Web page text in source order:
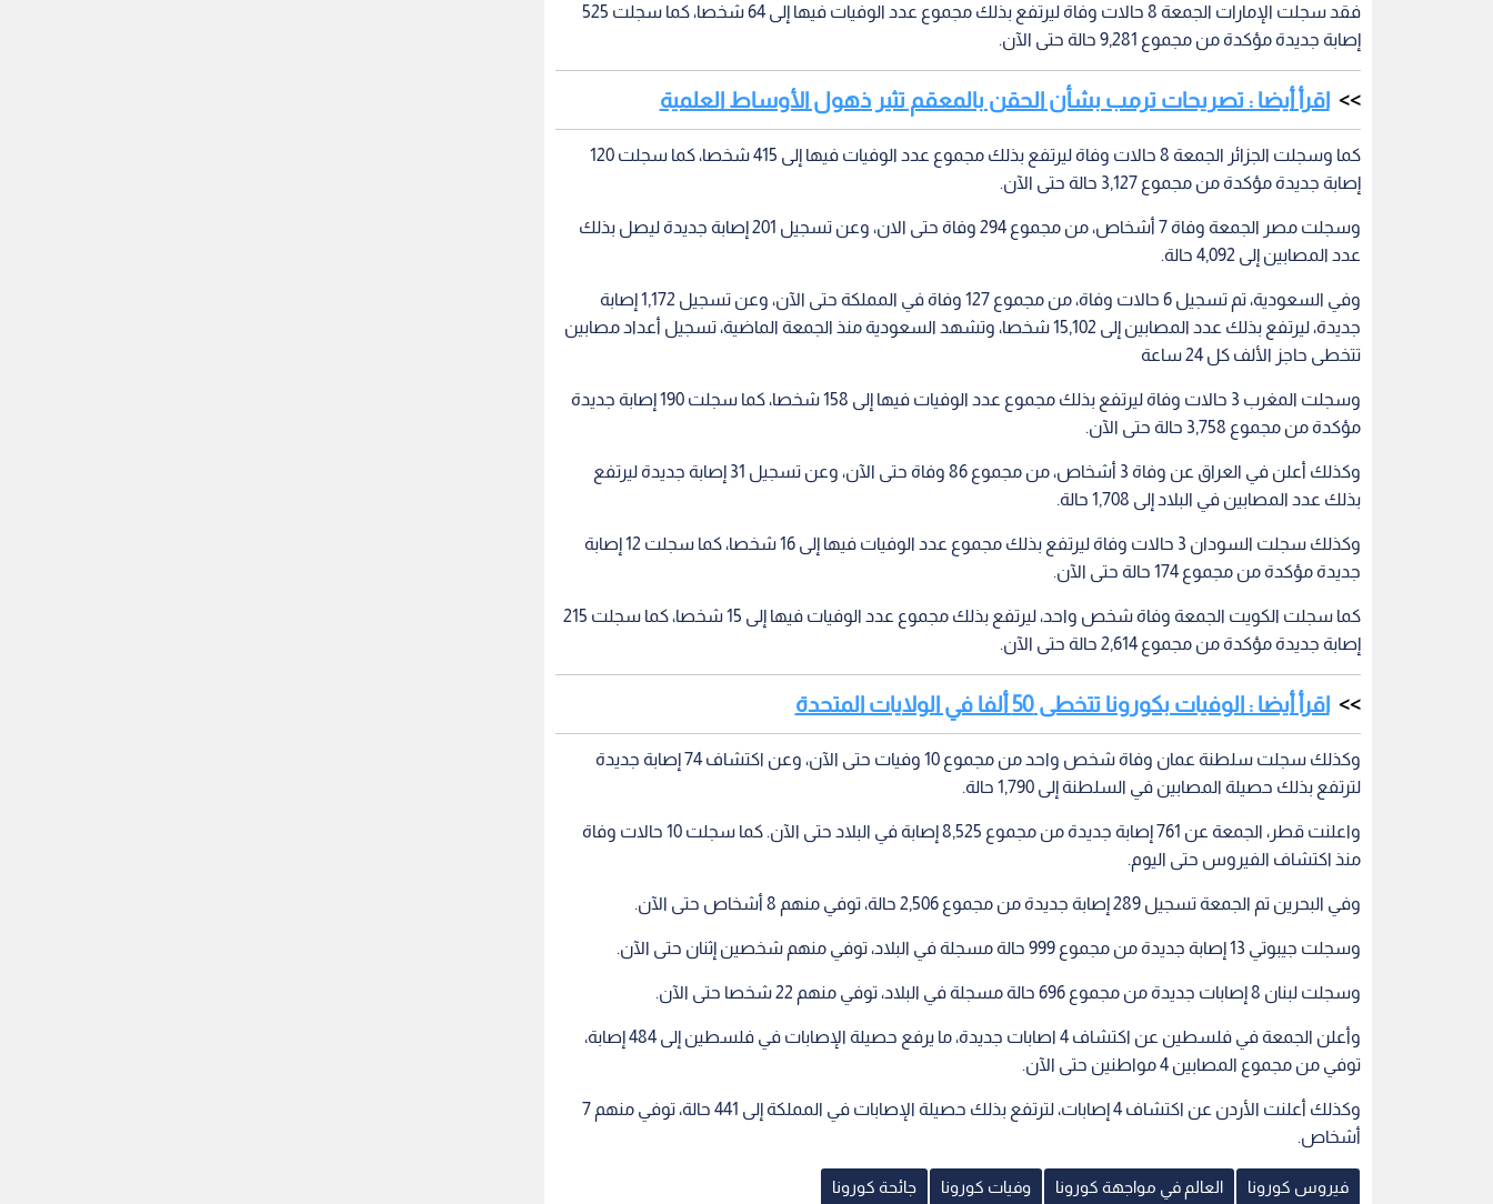
فقد سجلت الإمارات الجمعة 8 حالات وفاة ليرتفع بذلك مجموع عدد الوفيات فيها إلى 64 شخصا، كما سجلت 525
إصابة جديدة مؤكدة من مجموع 9,281 حالة حتى الآن.
اقرأ أيضا : تصريحات ترمب بشأن الحقن بالمعقم تثير ذهول الأوساط العلمية
كما وسجلت الجزائر الجمعة 8 حالات وفاة ليرتفع بذلك مجموع عدد الوفيات فيها إلى 415 شخصا، كما سجلت 120
إصابة جديدة مؤكدة من مجموع 3,127 حالة حتى الآن.
وسجلت مصر الجمعة وفاة 7 أشخاص، من مجموع 294 وفاة حتى الان، وعن تسجيل 201 إصابة جديدة ليصل بذلك
عدد المصابين إلى 4,092 حالة.
وفي السعودية، تم تسجيل 6 حالات وفاة، من مجموع 127 وفاة في المملكة حتى الآن، وعن تسجيل 1,172 إصابة
جديدة، ليرتفع بذلك عدد المصابين إلى 15,102 شخصا، وتشهد السعودية منذ الجمعة الماضية، تسجيل أعداد مصابين
تتخطى حاجز الألف كل 24 ساعة
وسجلت المغرب 3 حالات وفاة ليرتفع بذلك مجموع عدد الوفيات فيها إلى 158 شخصا، كما سجلت 190 إصابة جديدة
مؤكدة من مجموع 3,758 حالة حتى الآن.
وكذلك أعلن في العراق عن وفاة 3 أشخاص، من مجموع 86 وفاة حتى الآن، وعن تسجيل 31 إصابة جديدة ليرتفع
بذلك عدد المصابين في البلاد إلى 1,708 حالة.
وكذلك سجلت السودان 3 حالات وفاة ليرتفع بذلك مجموع عدد الوفيات فيها إلى 16 شخصا، كما سجلت 12 إصابة
جديدة مؤكدة من مجموع 174 حالة حتى الآن.
كما سجلت الكويت الجمعة وفاة شخص واحد، ليرتفع بذلك مجموع عدد الوفيات فيها إلى 15 شخصا، كما سجلت 215
إصابة جديدة مؤكدة من مجموع 2,614 حالة حتى الآن.
اقرأ أيضا : الوفيات بكورونا تتخطى 50 ألفا في الولايات المتحدة
وكذلك سجلت سلطنة عمان وفاة شخص واحد من مجموع 10 وفيات حتى الآن، وعن اكتشاف 74 إصابة جديدة
لترتفع بذلك حصيلة المصابين في السلطنة إلى 1,790 حالة.
واعلنت قطر، الجمعة عن 761 إصابة جديدة من مجموع 8,525 إصابة في البلاد حتى الآن. كما سجلت 10 حالات وفاة
منذ اكتشاف الفيروس حتى اليوم.
وفي البحرين تم الجمعة تسجيل 289 إصابة جديدة من مجموع 2,506 حالة، توفي منهم 8 أشخاص حتى الآن.
وسجلت جيبوتي 13 إصابة جديدة من مجموع 999 حالة مسجلة في البلاد، توفي منهم شخصين إثنان حتى الآن.
وسجلت لبنان 8 إصابات جديدة من مجموع 696 حالة مسجلة في البلاد، توفي منهم 22 شخصا حتى الآن.
وأعلن الجمعة في فلسطين عن اكتشاف 4 اصابات جديدة، ما يرفع حصيلة الإصابات في فلسطين إلى 484 إصابة،
توفي من مجموع المصابين 4 مواطنين حتى الآن.
وكذلك أعلنت الأردن عن اكتشاف 4 إصابات، لترتفع بذلك حصيلة الإصابات في المملكة إلى 441 حالة، توفي منهم 7
أشخاص.
فيروس كورونا العالم في مواجهة كورونا وفيات كورونا جائحة كورونا